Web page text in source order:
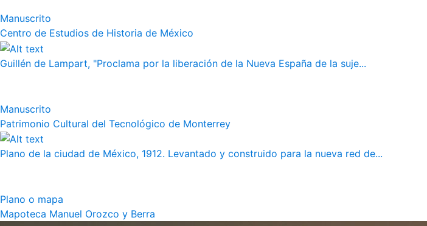
Manuscrito
Centro de Estudios de Historia de México
Guillén de Lampart, "Proclama por la liberación de la Nueva España de la suje...
Manuscrito
Patrimonio Cultural del Tecnológico de Monterrey
Plano de la ciudad de México, 1912. Levantado y construido para la nueva red de...
Plano o mapa
Mapoteca Manuel Orozco y Berra